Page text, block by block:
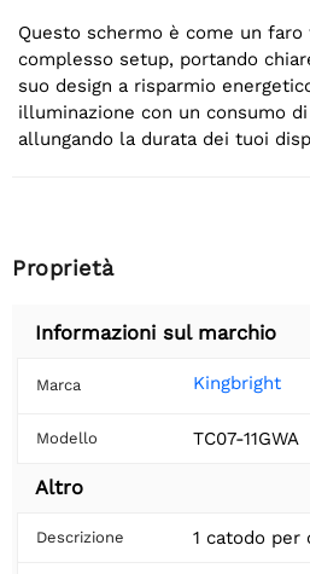
Questo schermo è come un
complesso setup, portando
suo design a risparmio
illuminazione con un consumo
allungando la durata dei tuoi
Proprietà
Informazioni sul marchio
Marca Kingbright
Modello TC07-11GWA
Altro
Descrizione 1 catodo per